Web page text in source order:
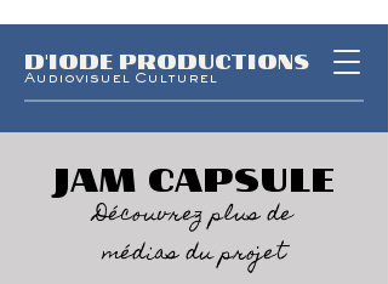
D'IODE PRODUCTIONS
Audiovisuel Culturel
JAM CAPSULE
Découvrez plus de
médias du projet